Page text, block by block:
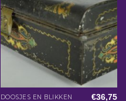
DOOSJES EN BLIKKEN €36,75